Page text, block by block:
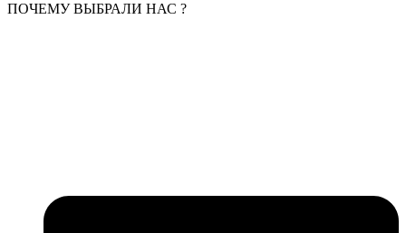
ПОЧЕМУ ВЫБРАЛИ НАС ?